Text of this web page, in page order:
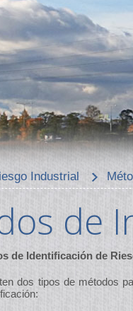
Industrial
de
de Identificación de
dos tipos de métodos